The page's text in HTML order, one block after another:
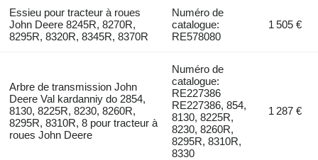
Essieu pour tracteur à roues
John Deere 8245R, 8270R,
8295R, 8320R, 8345R, 8370R
Numéro de
catalogue:
RE578080
1 505 €
Arbre de transmission John
Deere Val kardanniy do 2854,
8130, 8225R, 8230, 8260R,
8295R, 8310R, 8 pour tracteur à
roues John Deere
Numéro de
catalogue:
RE227386
RE227386, 854,
8130, 8225R,
8230, 8260R,
8295R, 8310R,
8330
1 287 €